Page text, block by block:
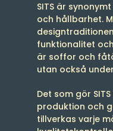
SITS är
och hållbarhet.
funktionalitet
är soffor och
utan också
Det som gör
produktion och
tillverkas varje